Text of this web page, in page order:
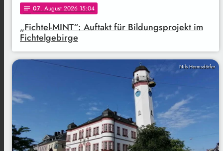
notes 07. August 2026 15:04
„Fichtel-MINT“: Auftakt für Bildungsprojekt im
Fichtelgebirge
Nils Hermsdörfer